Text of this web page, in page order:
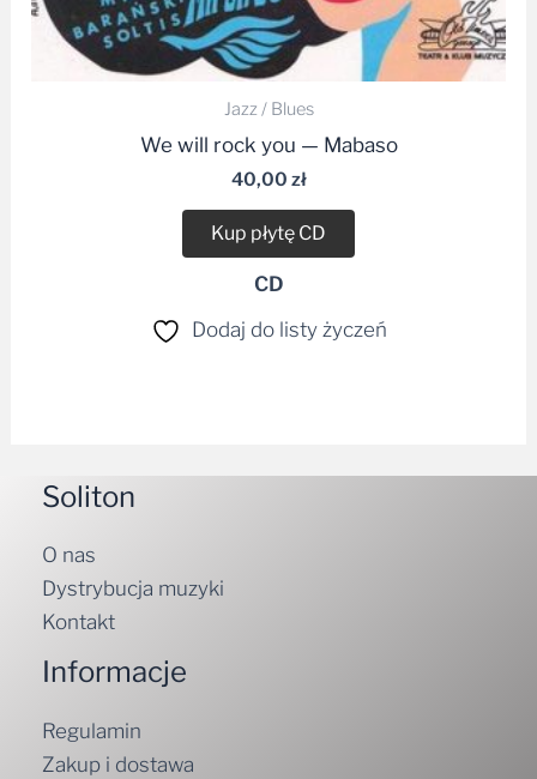
Jazz / Blues
We will rock you — Mabaso
40,00 zł
Kup płytę CD
CD
Dodaj do listy życzeń
Soliton
O nas
Dystrybucja muzyki
Kontakt
Informacje
Regulamin
Zakup i dostawa